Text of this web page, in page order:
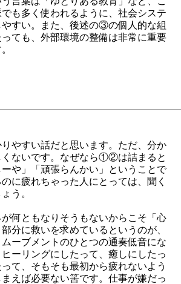
も多く使われるように、社会システ
やすい。また、後述の③の個人的な組
ても、外部環境の整備は非常に重要
すい話だと思います。ただ、分か
くないです。なぜなら①②は詰まると
や」「頑張らんかい」ということで
に疲れちゃった人にとっては、聞く
う。
何ともなりそうもないからこそ「心
分に救いを求めているというのが、
ーブメントのひとつの通奏低音にな
ーリングにしたって、癒しにしたっ
て、そもそも最初から疲れないよう
えば必要ない筈です。仕事が嫌だっ